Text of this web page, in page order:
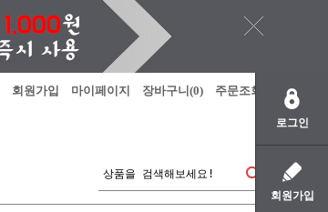
로그인
회원가입
회원가입 마이페이지 장바구니(0) 주문조회